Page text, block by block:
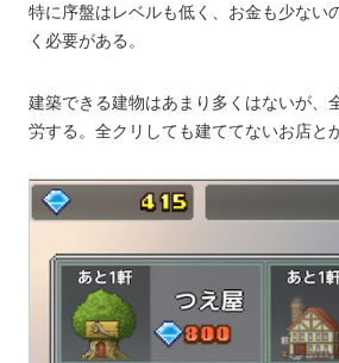
特に序盤はレベルも低く、お金も少ない
く必要がある。
建築できる建物はあまり多くはないが、
労する。全クリしても建ててないお店と